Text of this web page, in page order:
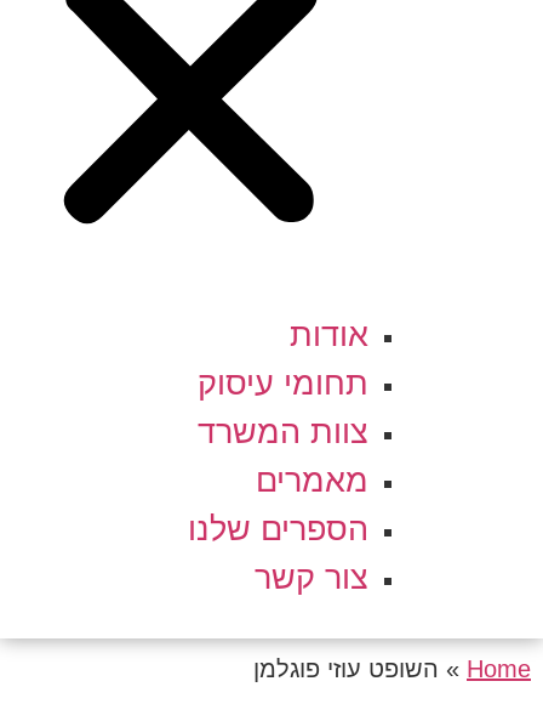
אודות
תחומי עיסוק
צוות המשרד
מאמרים
הספרים שלנו
צור קשר
Home
» השופט עוזי פוגלמן